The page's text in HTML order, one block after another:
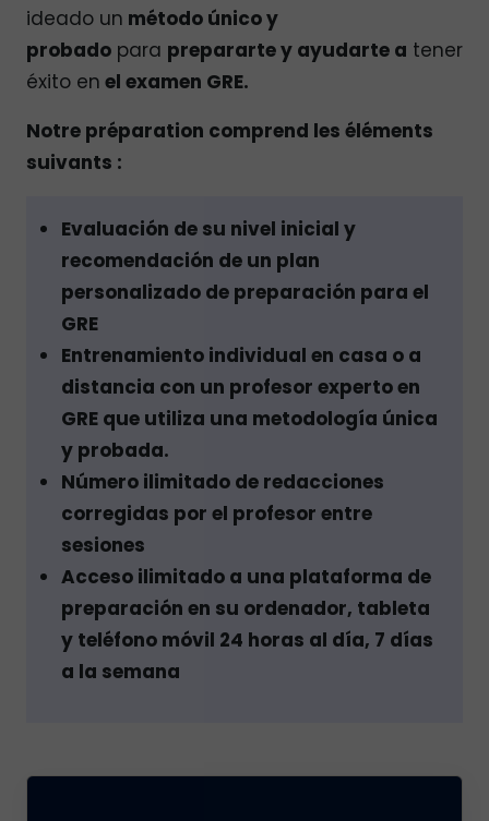
ideado un método único y
probado para prepararte y ayudarte a tener
éxito en el examen GRE.
Notre préparation comprend les éléments
suivants :
Evaluación de su nivel inicial y
recomendación de un plan
personalizado de preparación para el
GRE
Entrenamiento individual en casa o a
distancia con un profesor experto en
GRE que utiliza una metodología única
y probada.
Número ilimitado de redacciones
corregidas por el profesor entre
sesiones
Acceso ilimitado a una plataforma de
preparación en su ordenador, tableta
y teléfono móvil 24 horas al día, 7 días
a la semana